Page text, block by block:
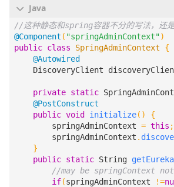
@Component ( "springAdminContext")
public class SpringAdminContext
{
@Autowired
DiscoveryClient
private static
@PostConstruct
public void initialize()
{
springAdminContext = this ;
springAdminContext .
}
public static String
if(springAdminContext !=